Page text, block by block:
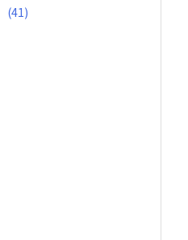
(41)